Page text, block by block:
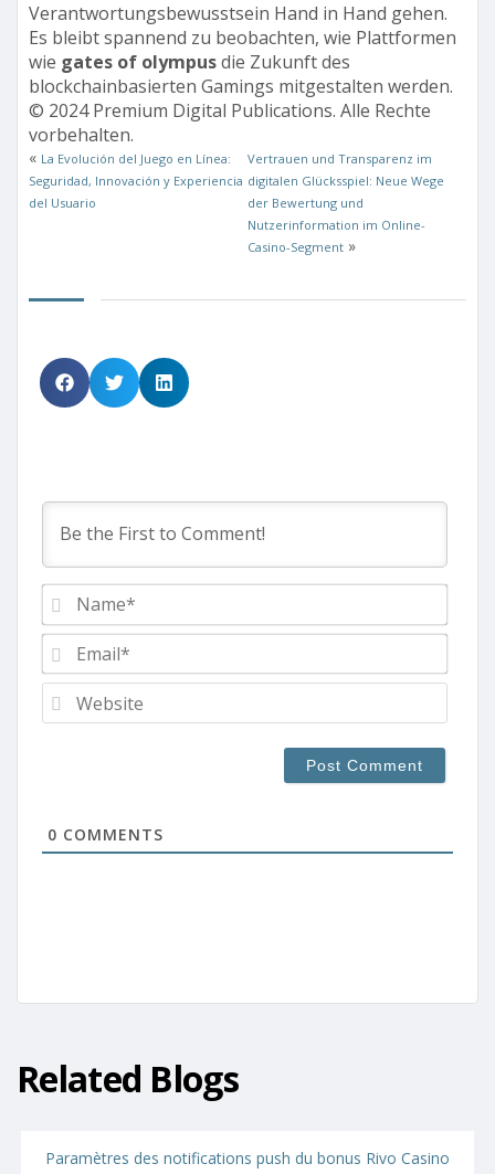
Verantwortungsbewusstsein Hand in Hand gehen.
Es bleibt spannend zu beobachten, wie Plattformen
wie gates of olympusdie Zukunft des
blockchainbasierten Gamings mitgestalten werden.
© 2024 Premium Digital Publications. Alle Rechte
vorbehalten.
« La Evolución del Juego en Línea:
Seguridad, Innovación y Experiencia
del Usuario
Vertrauen und Transparenz im
digitalen Glücksspiel: Neue Wege
der Bewertung und
Nutzerinformation im Online-
Casino-Segment »
0 COMMENTS
Related Blogs
Paramètres des notifications push du bonus Rivo Casino